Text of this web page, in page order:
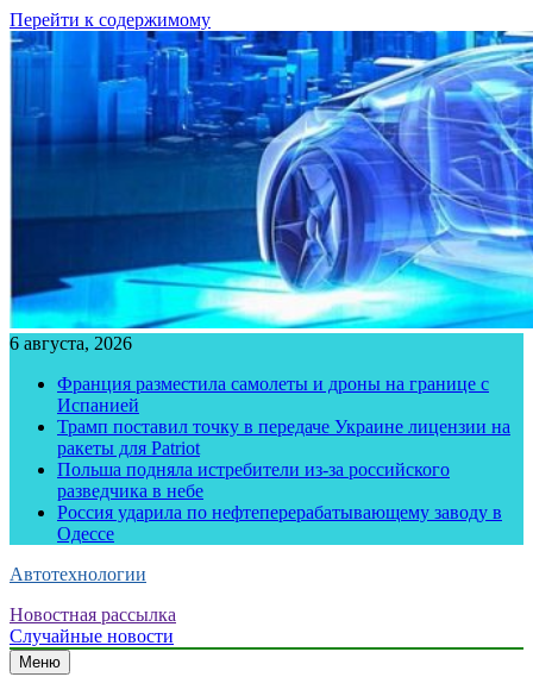
Перейти к содержимому
6 августа, 2026
Франция разместила самолеты и дроны на границе с
Испанией
Трамп поставил точку в передаче Украине лицензии на
ракеты для Patriot
Польша подняла истребители из-за российского
разведчика в небе
Россия ударила по нефтеперерабатывающему заводу в
Одессе
Автотехнологии
Новостная рассылка
Случайные новости
Меню